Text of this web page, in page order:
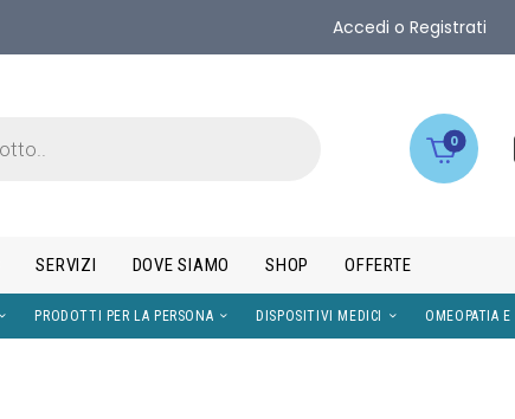
Accedi o Registrati
0
SERVIZI DOVE SIAMO SHOP OFFERTE